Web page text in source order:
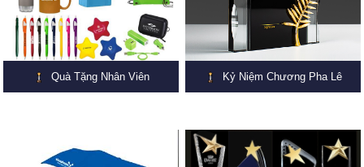
Quà Tặng Nhân Viên Kỷ Niệm Chương Pha Lê